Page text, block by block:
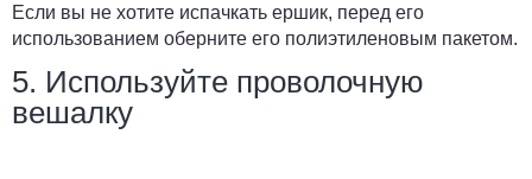
Если вы не хотите испачкать ершик, перед его
использованием оберните его полиэтиленовым пакетом.
5. Используйте проволочную
вешалку